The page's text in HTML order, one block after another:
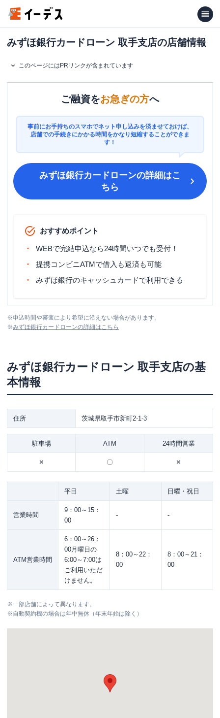
みずほ銀行カードローン 取手支店の店舗情報
このページにはPRリンクが含まれています
ご融資をお急ぎの方へ
事前にお手持ちのスマホでネット申し込みを済ませておけば、
店舗での手続きにかかる時間をかなり短縮することができま
す！
みずほ銀行カードローンの詳細はこ
ちら
おすすめポイント
WEBで完結申込なら24時間いつでも受付！
提携コンビニATMで借入も返済も可能
みずほ銀行のキャッシュカードで利用できる
※申込時間や審査により希望に沿えない場合があります。
※みずほ銀行カードローンの詳細はこちら
みずほ銀行カードローン 取手支店の基
本情報
住所 茨城県取手市新町2-1-3
駐車場 ATM 24時間営業
✕ 〇 ✕
平日 土曜 日曜・祝日
営業時間
9：00～15：
00
- -
ATM営業時間
6：00～26：
00月曜日の
6:00～7:00は
ご利用いただ
けません。
8：00～22：
00
8：00～21：
00
※一部店舗によって異なります。
※自動契約機の場合は年中無休（年末年始は除く）